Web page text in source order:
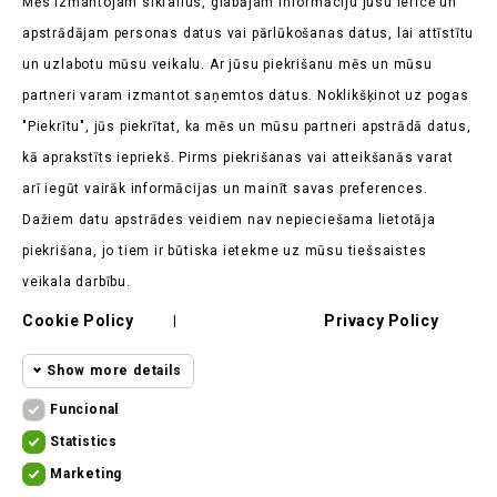
Produkti
Mūsu Uzņēmums
Klients Saka
apstrādājam personas datus vai pārlūkošanas datus, lai attīstītu
un uzlabotu mūsu veikalu. Ar jūsu piekrišanu mēs un mūsu
partneri varam izmantot saņemtos datus. Noklikšķinot uz pogas
"Piekrītu", jūs piekrītat, ka mēs un mūsu partneri apstrādā datus,
kā aprakstīts iepriekš. Pirms piekrišanas vai atteikšanās varat
arī iegūt vairāk informācijas un mainīt savas preferences.
Dažiem datu apstrādes veidiem nav nepieciešama lietotāja
piekrišana, jo tiem ir būtiska ietekme uz mūsu tiešsaistes
veikala darbību.
Cookie Policy Privacy Policy
Show more details
Statistics
cookies
Funcional
Statistics
Marketing